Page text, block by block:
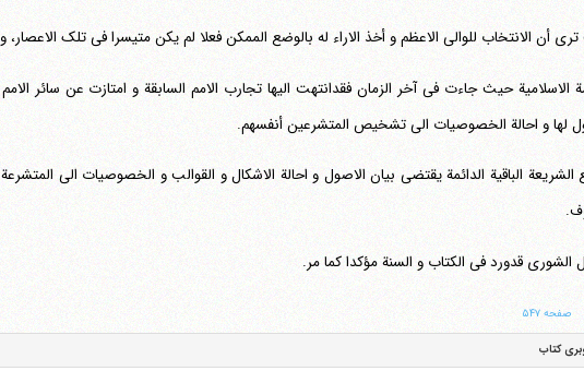
أن الانتخاب للوالی الاعظم و أخذ الاراء له بالوضع الممکن فعلا لم یکن متیسرا فی تلک
الاسلامیة حیث جاءت فی آخر الزمان فقدانتهت الیها تجارب الامم السابقة و امتازت عن سائر
لها و احالة الخصوصیات الی تشخیص المتشرعین أنفسهم.
الشریعة الباقیة الدائمة یقتضی بیان الاصول و احالة الاشکال و القوالب و الخصوصیات الی
الشوری قدورد فی الکتاب و السنة مؤکدا کما مر.
صفحه ۵۴۷
کتاب
تلفن 37740011-25-98+ تا 14
فکس37740015-25-98+